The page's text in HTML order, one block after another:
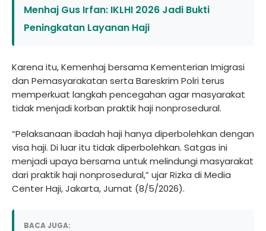
Menhaj Gus Irfan: IKLHI 2026 Jadi Bukti
Peningkatan Layanan Haji
Karena itu, Kemenhaj bersama Kementerian Imigrasi
dan Pemasyarakatan serta Bareskrim Polri terus
memperkuat langkah pencegahan agar masyarakat
tidak menjadi korban praktik haji nonprosedural.
“Pelaksanaan ibadah haji hanya diperbolehkan dengan
visa haji. Di luar itu tidak diperbolehkan. Satgas ini
menjadi upaya bersama untuk melindungi masyarakat
dari praktik haji nonprosedural,” ujar Rizka di Media
Center Haji, Jakarta, Jumat (8/5/2026).
BACA JUGA: